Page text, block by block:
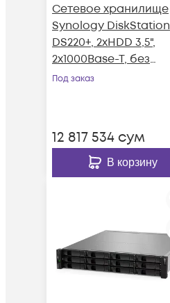
Сетевое хранилище
Synology DiskStation
DS220+, 2xHDD 3,5",
2х1000Base-T, без
дисков
Под заказ
12 817 534 сум
В корзину